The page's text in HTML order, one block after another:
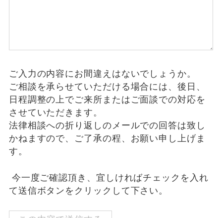
ご入力の内容にお間違えはないでしょうか。
ご相談を承らせていただける場合には、後日、
日程調整の上でご来所またはご面談での対応を
させていただきます。
法律相談への折り返しのメールでの回答は致し
かねますので、ご了承の程、お願い申し上げま
す。
今一度ご確認頂き、宜しければチェックを入れ
て送信ボタンをクリックして下さい。